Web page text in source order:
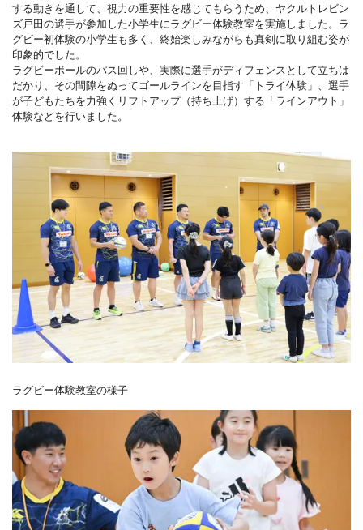
する動きを通して、視力の重要性を感じてもらうため、ヤクルトレビン
ズ戸田の選手が参加した小学生にラグビー体験教室を実施しました。ラ
グビー初体験の小学生も多く、終始楽しみながらも真剣に取り組む姿が
印象的でした。
ラグビーボールのパス回しや、実際に選手がディフェンスとして立ちは
だかり、その間隙をぬってゴールラインを目指す「トライ体験」、選手
が子どもたちを力強くリフトアップ（持ち上げ）する「ラインアウト」
体験などを行いました。
ラグビー体験教室の様子